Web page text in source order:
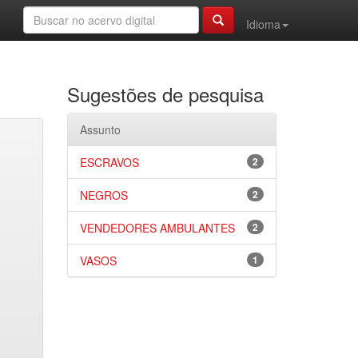
Idioma
Sugestões de pesquisa
Assunto
2
ESCRAVOS
2
NEGROS
2
VENDEDORES AMBULANTES
1
VASOS